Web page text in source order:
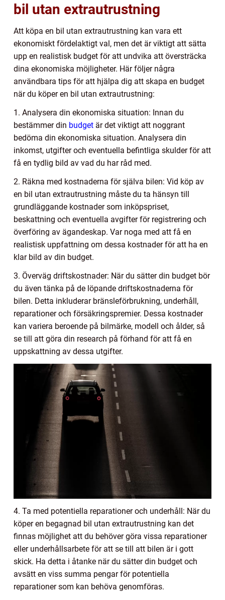
bil utan extrautrustning
Att köpa en bil utan extrautrustning kan vara ett
ekonomiskt fördelaktigt val, men det är viktigt att sätta
upp en realistisk budget för att undvika att översträcka
dina ekonomiska möjligheter. Här följer några
användbara tips för att hjälpa dig att skapa en budget
när du köper en bil utan extrautrustning:
1. Analysera din ekonomiska situation: Innan du
bestämmer din budget är det viktigt att noggrant
bedöma din ekonomiska situation. Analysera din
inkomst, utgifter och eventuella befintliga skulder för att
få en tydlig bild av vad du har råd med.
2. Räkna med kostnaderna för själva bilen: Vid köp av
en bil utan extrautrustning måste du ta hänsyn till
grundläggande kostnader som inköpspriset,
beskattning och eventuella avgifter för registrering och
överföring av ägandeskap. Var noga med att få en
realistisk uppfattning om dessa kostnader för att ha en
klar bild av din budget.
3. Överväg driftskostnader: När du sätter din budget bör
du även tänka på de löpande driftskostnaderna för
bilen. Detta inkluderar bränsleförbrukning, underhåll,
reparationer och försäkringspremier. Dessa kostnader
kan variera beroende på bilmärke, modell och ålder, så
se till att göra din research på förhand för att få en
uppskattning av dessa utgifter.
4. Ta med potentiella reparationer och underhåll: När du
köper en begagnad bil utan extrautrustning kan det
finnas möjlighet att du behöver göra vissa reparationer
eller underhållsarbete för att se till att bilen är i gott
skick. Ha detta i åtanke när du sätter din budget och
avsätt en viss summa pengar för potentiella
reparationer som kan behöva genomföras.